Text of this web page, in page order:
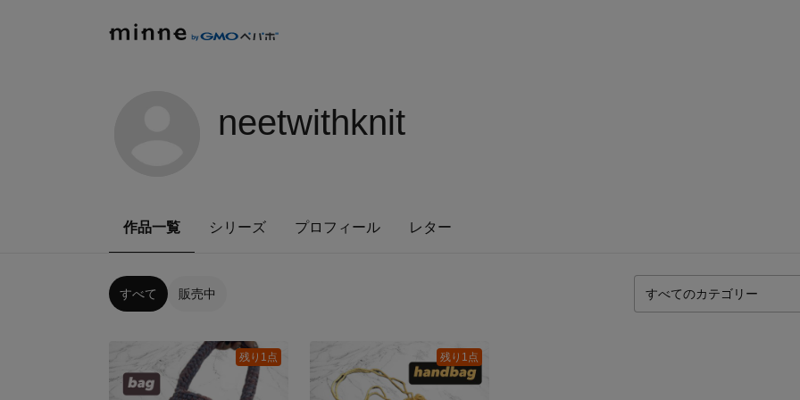
neetwithknit
作品一覧 シリーズ プロフィール レター
すべて 販売中
残り1点 残り1点